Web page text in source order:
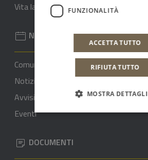
Vita lavorativa
NOVITÀ
Comunicati stampa
Notizie
Avvisi
Eventi
DOCUMENTI
FUNZIONALITÀ
ACCETTA TUTTO
RIFIUTA TUTTO
MOSTRA DETTAGLI